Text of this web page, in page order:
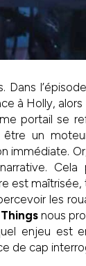
Dans
à Holly,
portail se
être un
immédiate.
est maîtrisée,
les
nous
enjeu est
de cap